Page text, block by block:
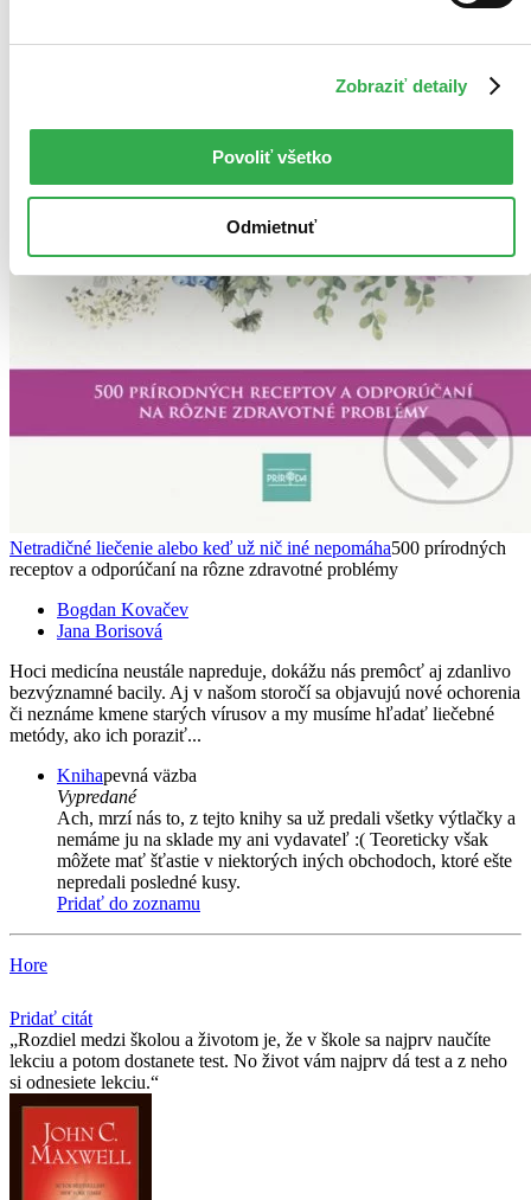
Zobraziť detaily
Povoliť všetko
Odmietnuť
Netradičné liečenie alebo keď už nič iné nepomáha500 prírodných
receptov a odporúčaní na rôzne zdravotné problémy
Bogdan Kovačev
Jana Borisová
Hoci medicína neustále napreduje, dokážu nás premôcť aj zdanlivo
bezvýznamné bacily. Aj v našom storočí sa objavujú nové ochorenia
či neznáme kmene starých vírusov a my musíme hľadať liečebné
metódy, ako ich poraziť...
Knihapevná väzba
Vypredané
Ach, mrzí nás to, z tejto knihy sa už predali všetky výtlačky a
nemáme ju na sklade my ani vydavateľ :( Teoreticky však
môžete mať šťastie v niektorých iných obchodoch, ktoré ešte
nepredali posledné kusy.
Pridať do zoznamu
Hore
Pridať citát
Rozdiel medzi školou a životom je, že v škole sa najprv naučíte
lekciu a potom dostanete test. No život vám najprv dá test a z neho
si odnesiete lekciu.